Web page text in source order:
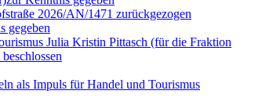
2026/AN/1471 zurückgezogen
gegeben
Julia Kristin Pittasch (für die Fraktion
als Impuls für Handel und Tourismus